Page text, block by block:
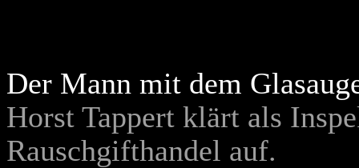
Der Mann mit dem
Horst Tappert klärt als
Rauschgifthandel auf.